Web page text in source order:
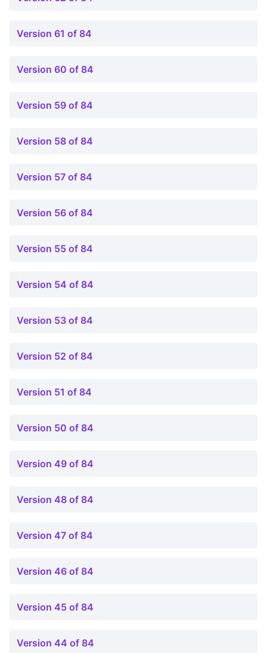
Version 61 of 84
Version 60 of 84
Version 59 of 84
Version 58 of 84
Version 57 of 84
Version 56 of 84
Version 55 of 84
Version 54 of 84
Version 53 of 84
Version 52 of 84
Version 51 of 84
Version 50 of 84
Version 49 of 84
Version 48 of 84
Version 47 of 84
Version 46 of 84
Version 45 of 84
Version 44 of 84